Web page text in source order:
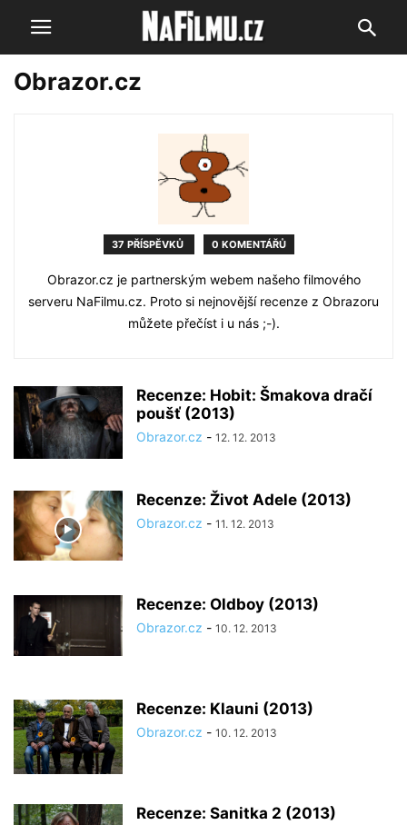
Obrazor.cz
37 PŘÍSPĚVKŮ 0 KOMENTÁŘŮ
Obrazor.cz je partnerským webem našeho filmového
serveru NaFilmu.cz. Proto si nejnovější recenze z Obrazoru
můžete přečíst i u nás ;-).
Recenze: Hobit: Šmakova dračí
poušť (2013)
Obrazor.cz - 12. 12. 2013
Recenze: Život Adele (2013)
Obrazor.cz - 11. 12. 2013
Recenze: Oldboy (2013)
Obrazor.cz - 10. 12. 2013
Recenze: Klauni (2013)
Obrazor.cz - 10. 12. 2013
Recenze: Sanitka 2 (2013)